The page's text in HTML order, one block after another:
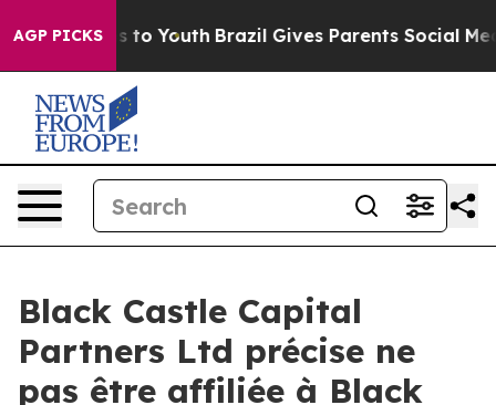
AGP PICKS
Harms to Youth Brazil Gives Parents Social Media
Black Castle Capital
Partners Ltd précise ne
pas être affiliée à Black